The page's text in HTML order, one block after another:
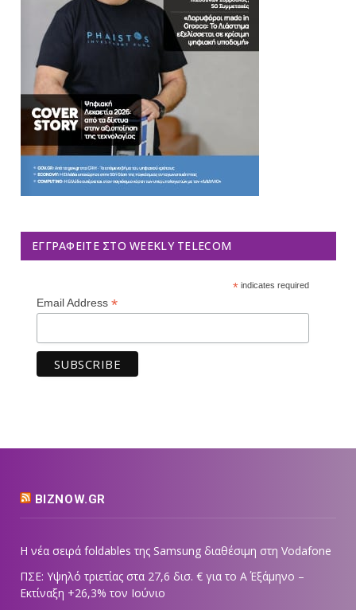
ΕΓΓΡΑΦΕΊΤΕ ΣΤΟ WEEKLY TELECOM
*indicates required
Email Address *
BIZNOW.GR
Η νέα σειρά foldables της Samsung διαθέσιμη στη Vodafone
ΠΣΕ: Υψηλό τριετίας στα 27,6 δισ. € για το Α΄ Εξάμηνο –
Εκτίναξη +26,3% τον Ιούνιο